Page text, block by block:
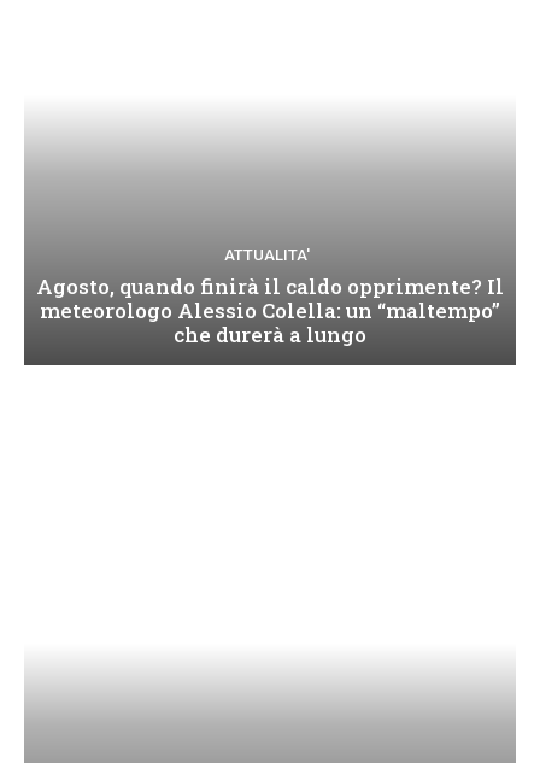
ATTUALITA'
Agosto, quando finirà il caldo opprimente? Il
meteorologo Alessio Colella: un “maltempo”
che durerà a lungo